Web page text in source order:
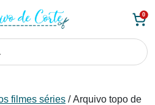
0
filmes séries / Arquivo topo de